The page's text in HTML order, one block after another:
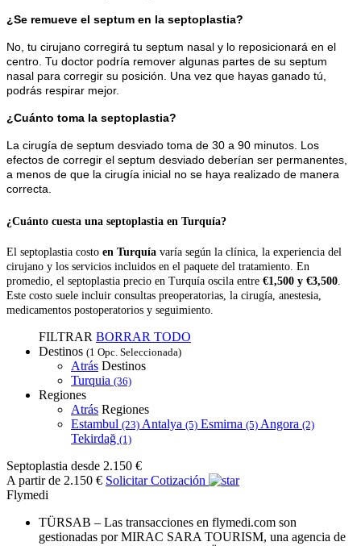
¿Se remueve el septum en la septoplastia?
No, tu cirujano corregirá tu septum nasal y lo reposicionará en el
centro. Tu doctor podría remover algunas partes de su septum
nasal para corregir su posición. Una vez que hayas ganado tú,
podrás respirar mejor.
¿Cuánto toma la septoplastia?
La cirugía de septum desviado toma de 30 a 90 minutos. Los
efectos de corregir el septum desviado deberían ser permanentes,
a menos de que la cirugía inicial no se haya realizado de manera
correcta.
¿Cuánto cuesta una septoplastia en Turquía?
El septoplastia costo en Turquía varía según la clínica, la experiencia del
cirujano y los servicios incluidos en el paquete del tratamiento. En
promedio, el septoplastia precio en Turquía oscila entre €1,500 y €3,500
Este costo suele incluir consultas preoperatorias, la cirugía, anestesia,
medicamentos postoperatorios y seguimiento.
FILTRAR BORRAR TODO
Destinos (1 Opc. Seleccionada)
Atrás Destinos
Turquia (36)
Regiones
Atrás Regiones
Estambul (23) Antalya (5) Esmirna (5) Angora (2)
Tekirdağ (1)
Septoplastia desde 2.150 €
A partir de 2.150 € Solicitar Cotización
Flymedi
TÜRSAB – Las transacciones en flymedi.com son
gestionadas por MIRAC SARA TOURISM, una agencia de